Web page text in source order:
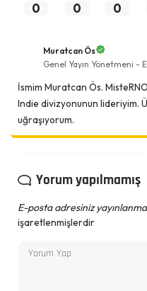
0 0 0
Muratcan Ös
Genel Yayın Yönetmeni
İsmim Muratcan Ös.
Indie divizyonunun lideriyim.
uğraşıyorum.
Yorum yapılmamış
E-posta adresiniz
işaretlenmişlerdir